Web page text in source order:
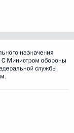
назначения
С Министром обороны
службы